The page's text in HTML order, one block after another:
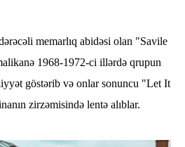
memarlıq abidəsi olan "Savile
1968-1972-ci illərdə qrupun
göstərib və onlar sonuncu "Let It
zirzəmisində lentə alıblar.